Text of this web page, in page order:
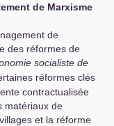
de Marxisme
de
des réformes de
socialiste de
réformes clés
contractualisée
matériaux de
et la réforme